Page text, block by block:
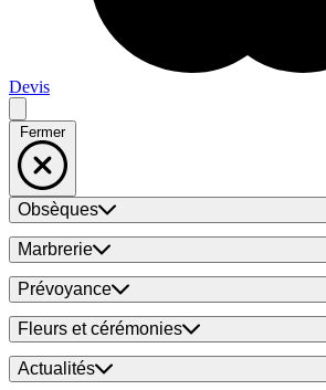
Devis
Fermer
Obsèques
Marbrerie
Prévoyance
Fleurs et cérémonies
Actualités